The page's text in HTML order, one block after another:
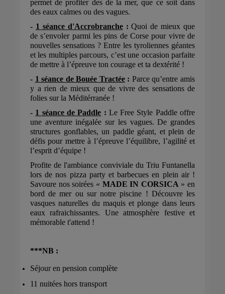
permet de profiter des de la mer, que ce soit dans
des eaux calmes ou des vagues.
- 1 séance d'Accrobranche: Quoi de mieux que
de s’envoler parmi les pins de Corse pour vivre de
nouvelles sensations ? Entre les tyroliennes géantes
et les multiples parcours, c’est une occasion parfaite
de mettre à l’épreuve ton courage et ta dextérité !
- 1 séance de Bouée Tractée: Parce qu’entre amis
y a rien de mieux que de vivre des sensations de
folies sur la Méditérranée !
- 1 séance de Paddle : Le Free Style Paddle offre
une aventure inégalée sur les vagues. De grandes
structures gonflables, un paddle géant, et plein de
défis pour mettre à l’épreuve l’équilibre, l’agilité et
l’esprit d’équipe !
Profite de l'ambiance conviviale du Triu Funtanella
lors de nos pizza party et barbecues en plein air !
Savoure nos soirées « MADE IN CORSICA » en
bord de mer ou sur notre piscine ! Découvre les
vasques naturelles du maquis et plonge dans leurs
eaux rafraichissantes. Une atmosphère festive et
mémorable t'attend !
***NB :
Séjour en pension complète
11 nuitées hors transport